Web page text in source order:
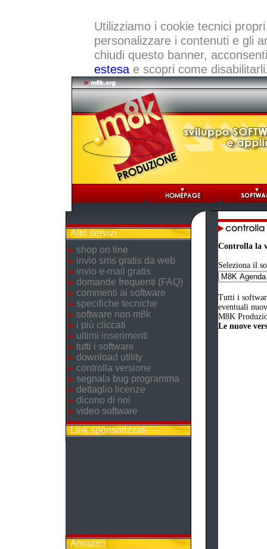
Utilizziamo i cookie tecnici
personalizzare i contenuti e gli
chiudi questo banner,
estesae scopri come
Altri servizi
shop on line
invio sms gratis da web
invio e-mail gratis
domande frequenti (FAQ)
commenti ai software
specifiche tecniche
software non m8k
i più cliccati
ultimi inserimenti
tutti i software
download utility
controlla versione
segnala bug programma
dettaglio licenze
dicono di noi
video software
Link sponsorizzati
Annunci
Controlla la
Seleziona il
Tutti i
eventuali
M8K
Le nuove